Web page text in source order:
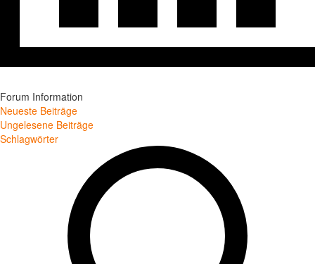
Forum Information
Neueste Beiträge
Ungelesene Beiträge
Schlagwörter